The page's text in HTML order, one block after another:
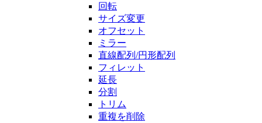
回転
サイズ変更
オフセット
ミラー
直線配列/円形配列
フィレット
延長
分割
トリム
重複を削除